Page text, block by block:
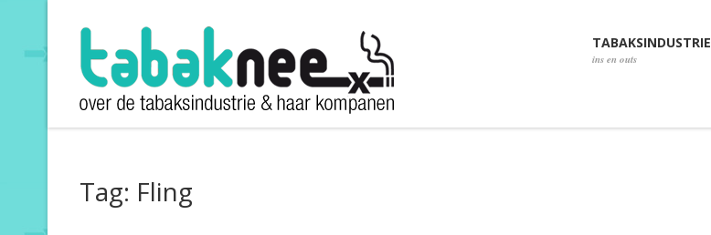
TABAKSINDUSTRIE
ins en outs
Tag: Fling